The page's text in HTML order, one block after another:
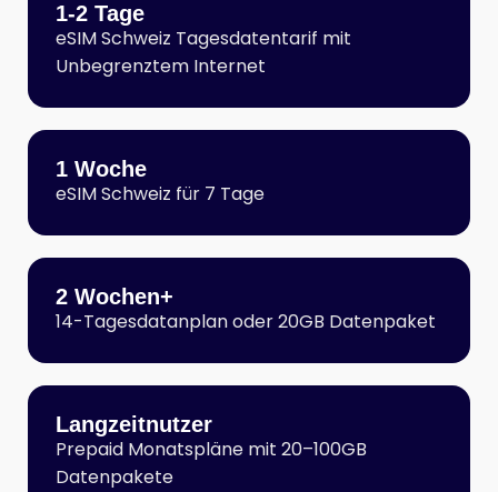
1-2 Tage
eSIM Schweiz Tagesdatentarif mit
Unbegrenztem Internet
1 Woche
eSIM Schweiz für 7 Tage
2 Wochen+
14-Tagesdatanplan oder 20GB Datenpaket
Langzeitnutzer
Prepaid Monatspläne mit 20–100GB
Datenpakete